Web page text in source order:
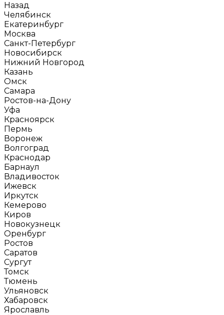
Назад
Челябинск
Екатеринбург
Москва
Санкт-Петербург
Новосибирск
Нижний Новгород
Казань
Омск
Самара
Ростов-на-Дону
Уфа
Красноярск
Пермь
Воронеж
Волгоград
Краснодар
Барнаул
Владивосток
Ижевск
Иркутск
Кемерово
Киров
Новокузнецк
Оренбург
Ростов
Саратов
Сургут
Томск
Тюмень
Ульяновск
Хабаровск
Ярославль